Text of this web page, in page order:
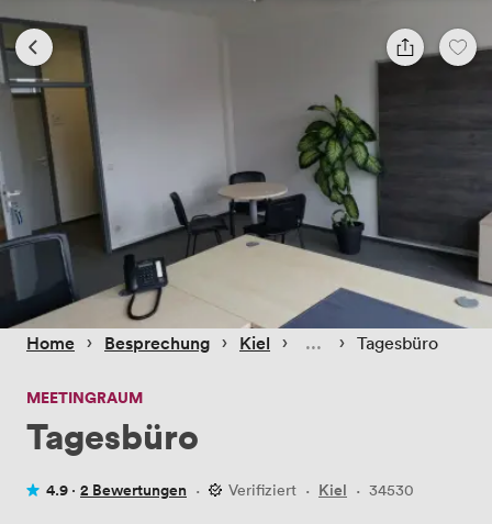
Home › Besprechung › Kiel › › Tagesbüro
MEETINGRAUM
Tagesbüro
4.9 · 2 Bewertungen · Verifiziert · Kiel · 34530